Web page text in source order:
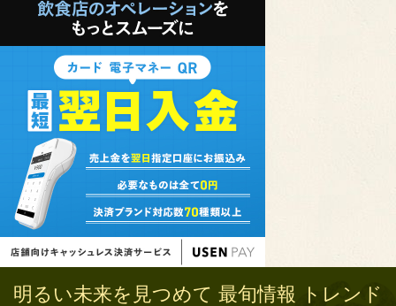
明るい未来を見つめて 最旬情報 トレンド